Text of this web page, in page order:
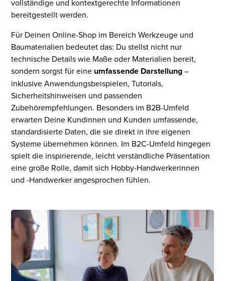
vollständige und kontextgerechte Informationen
bereitgestellt werden.
Für Deinen Online-Shop im Bereich Werkzeuge und
Baumaterialien bedeutet das: Du stellst nicht nur
technische Details wie Maße oder Materialien bereit,
sondern sorgst für eine umfassende Darstellung–
inklusive Anwendungsbeispielen, Tutorials,
Sicherheitshinweisen und passenden
Zubehörempfehlungen. Besonders im B2B-Umfeld
erwarten Deine Kundinnen und Kunden umfassende,
standardisierte Daten, die sie direkt in ihre eigenen
Systeme übernehmen können. Im B2C-Umfeld hingegen
spielt die inspirierende, leicht verständliche Präsentation
eine große Rolle, damit sich Hobby-Handwerkerinnen
und -Handwerker angesprochen fühlen.